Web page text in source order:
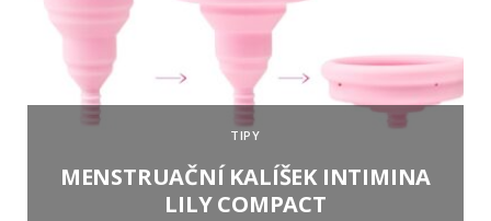
TIPY
MENSTRUAČNÍ KALÍŠEK INTIMINA
LILY COMPACT